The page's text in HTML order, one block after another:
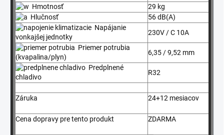
Hmotnosť
29 kg
Hlučnosť
56 dB(A)
Napájanie
vonkajšej jednotky
230V / C 10A
Priemer potrubia
(kvapalina/plyn)
6,35 / 9,52 mm
Predplnené
chladivo
R32
Záruka 24+12 mesiacov
Cena dopravy pre tento produkt ZDARMA